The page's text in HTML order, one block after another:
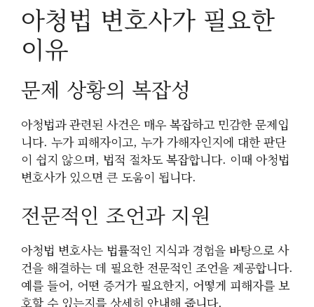
아청법 변호사가 필요한
이유
문제 상황의 복잡성
아청법과 관련된 사건은 매우 복잡하고 민감한 문제입
니다. 누가 피해자이고, 누가 가해자인지에 대한 판단
이 쉽지 않으며, 법적 절차도 복잡합니다. 이때 아청법
변호사가 있으면 큰 도움이 됩니다.
전문적인 조언과 지원
아청법 변호사는 법률적인 지식과 경험을 바탕으로 사
건을 해결하는 데 필요한 전문적인 조언을 제공합니다.
예를 들어, 어떤 증거가 필요한지, 어떻게 피해자를 보
호할 수 있는지를 상세히 안내해 줍니다.